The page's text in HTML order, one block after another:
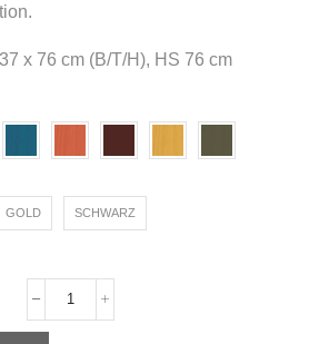
x 76 cm (B/T/H), HS 76 cm
GOLD SCHWARZ